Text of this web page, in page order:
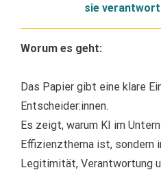
sie
Worum es geht:
Das Papier gibt eine klare
Entscheider:innen.
Es zeigt, warum KI im
Effizienzthema ist, sondern
Legitimität, Verantwortung